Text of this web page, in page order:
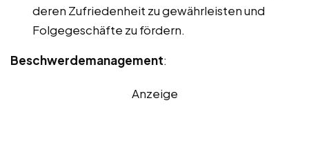
deren Zufriedenheit zu gewährleisten und
Folgegeschäfte zu fördern.
Beschwerdemanagement:
Anzeige